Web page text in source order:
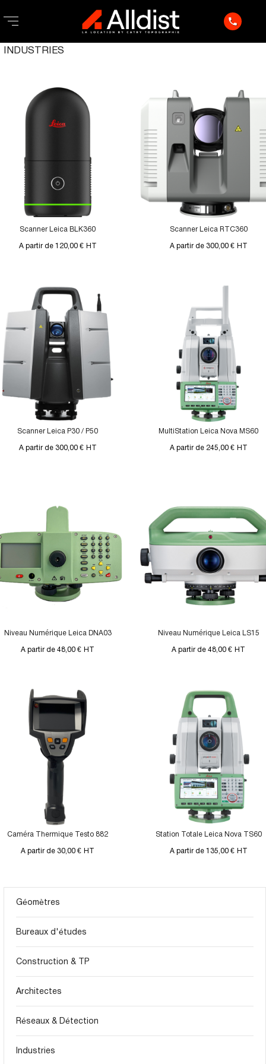
phone
INDUSTRIES
Géomètres
Bureaux d'études
Construction & TP
Architectes
Réseaux & Détection
Industries
Scanner Leica BLK360
A partir de 120,00 € HT
Scanner Leica RTC360
A partir de 300,00 € HT
Scanner Leica P30 / P50
A partir de 300,00 € HT
MultiStation Leica Nova MS60
A partir de 245,00 € HT
Niveau Numérique Leica DNA03
A partir de 48,00 € HT
Niveau Numérique Leica LS15
A partir de 48,00 € HT
Caméra Thermique Testo 882
A partir de 30,00 € HT
Station Totale Leica Nova TS60
A partir de 135,00 € HT